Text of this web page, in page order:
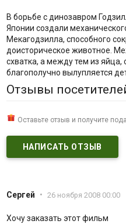
В борьбе с динозавром
Японии создали
Мекагодзилла, способного
доисторическое животное.
схватка, а между тем из яйца,
благополучно вылупляется
Отзывы
Оставьте отзыв и получите
НАПИСАТЬ ОТЗЫВ
Сергей • 26 ноября 2008 00:00
Хочу заказать этот фильм